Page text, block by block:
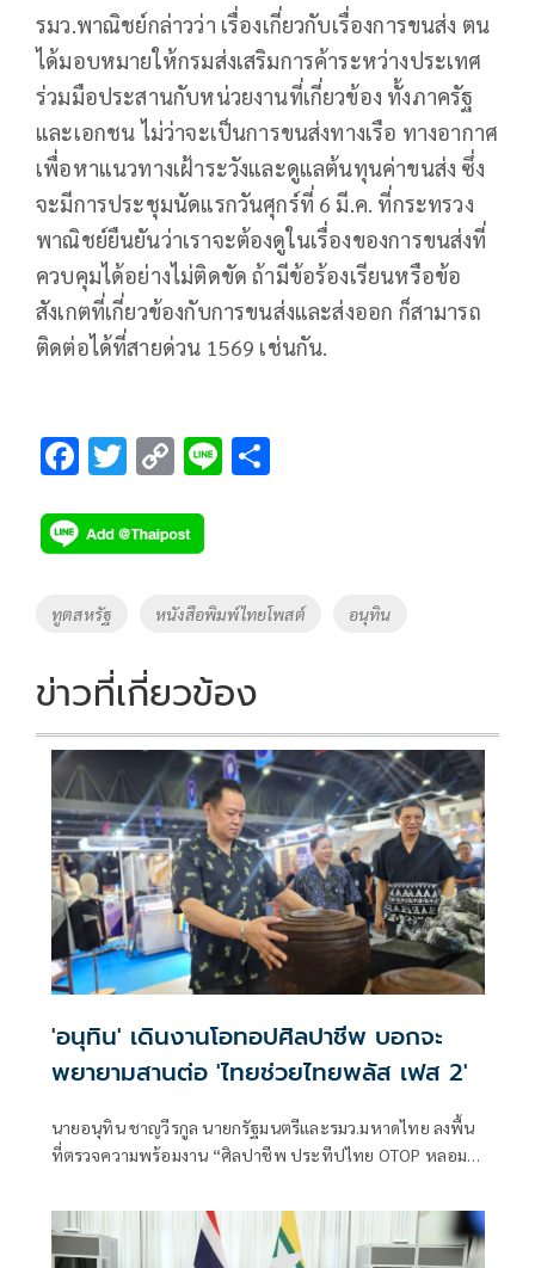
รมว.พาณิชย์กล่าวว่า เรื่องเกี่ยวกับเรื่องการขนส่ง ตน
ได้มอบหมายให้กรมส่งเสริมการค้าระหว่างประเทศ
ร่วมมือประสานกับหน่วยงานที่เกี่ยวข้อง ทั้งภาครัฐ
และเอกชน ไม่ว่าจะเป็นการขนส่งทางเรือ ทางอากาศ
เพื่อหาแนวทางเฝ้าระวังและดูแลต้นทุนค่าขนส่ง ซึ่ง
จะมีการประชุมนัดแรกวันศุกร์ที่ 6 มี.ค. ที่กระทรวง
พาณิชย์ยืนยันว่าเราจะต้องดูในเรื่องของการขนส่งที่
ควบคุมได้อย่างไม่ติดขัด ถ้ามีข้อร้องเรียนหรือข้อ
สังเกตที่เกี่ยวข้องกับการขนส่งและส่งออก ก็สามารถ
ติดต่อได้ที่สายด่วน 1569 เช่นกัน.
F
e
b
o
k
T
tt
er
C
p
y
Li
k
Li
Tags
ทูตสหรัฐ หนังสือพิมพ์ไทยโพสต์ อนุทิน
ข่าวที่เกี่ยวข้อง
'อนุทิน' เดินงานโอทอปศิลปาชีพ บอกจะ
พยายามสานต่อ 'ไทยช่วยไทยพลัส เฟส 2'
นายอนุทิน ชาญวีรกูล นายกรัฐมนตรีและรมว.มหาดไทย ลงพื้น
ที่ตรวจความพร้อมงาน “ศิลปาชีพ ประทีปไทย OTOP หลอม
สิงหาคม นี้ ณ อาคารชาเลนเจอร์ 1–3 อิมแพ็ค เมืองทองธานี ซึ่ง
นายกรัฐมนตรีจะเดินทางมาเปิดงานอย่างเป็นทางการ ในวัน